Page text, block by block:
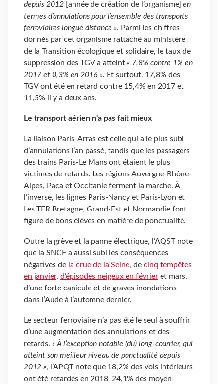
depuis 2012 [année de création de l’organisme] en
termes d’annulations pour l’ensemble des transports
ferroviaires longue distance ». Parmi les chiffres
donnés par cet organisme rattaché au ministère
de la Transition écologique et solidaire, le taux de
suppression des TGV a atteint « 7,8% contre 1% en
2017 et 0,3% en 2016 ». Et surtout, 17,8% des
TGV ont été en retard contre 15,4% en 2017 et
11,5% il y a deux ans.
Le transport aérien n'a pas fait mieux
La liaison Paris-Arras est celle qui a le plus subi
d’annulations l’an passé, tandis que les passagers
des trains Paris-Le Mans ont étaient le plus
victimes de retards. Les régions Auvergne-Rhône-
Alpes, Paca et Occitanie ferment la marche. À
l’inverse, les lignes Paris-Nancy et Paris-Lyon et
Les TER Bretagne, Grand-Est et Normandie font
figure de bons élèves en matière de ponctualité.
Outre la grève et la panne électrique, l’AQST note
que la SNCF a aussi subi les conséquences
négatives de la crue de la Seine, de cinq tempêtes
en janvier, d’épisodes neigeux en février et mars,
d’une forte canicule et de graves inondations
dans l’Aude à l’automne dernier.
Le secteur ferroviaire n’a pas été le seul à souffrir
d’une augmentation des annulations et des
retards. « À l’exception notable (du) long-courrier, qui
atteint son meilleur niveau de ponctualité depuis
2012 », l’APQT note que 18,2% des vols intérieurs
ont été retardés en 2018, 24,1% des moyen-